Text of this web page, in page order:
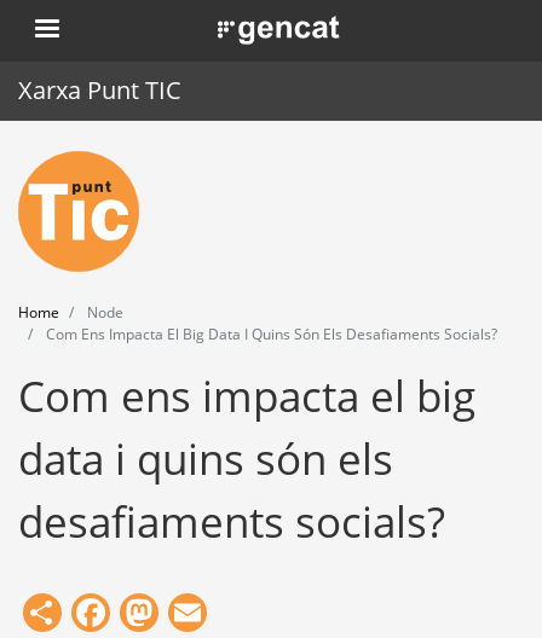
Skip
to
. Obre en una nova finestra.
Xarxa Punt TIC
Home
Punt TIC
News
Events
Training
Tools
Home
Node
Com Ens Impacta El Big Data I Quins Són Els Desafiaments Socials?
Com ens impacta el big
data i quins són els
desafiaments socials?
ShareFacebook
Mastodon